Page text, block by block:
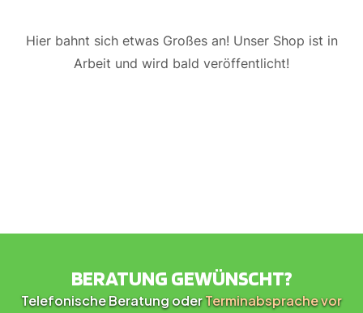
Hier bahnt sich etwas Großes an! Unser Shop ist in
Arbeit und wird bald veröffentlicht!
BERATUNG GEWÜNSCHT?
Telefonische Beratung oderTerminabsprache vor